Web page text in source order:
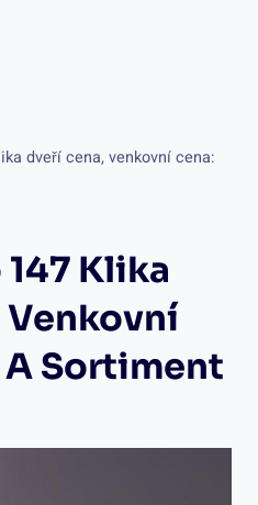
dveří cena, venkovní cena:
Klika
Venkovní
A Sortiment